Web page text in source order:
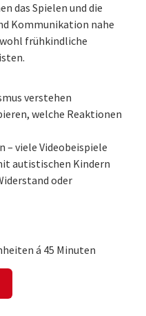
das Spielen und die
Kommunikation nahe
frühkindliche
verstehen
welche Reaktionen
– viele Videobeispiele
autistischen Kindern
oder
á 45 Minuten